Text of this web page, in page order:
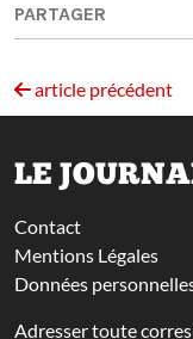
PARTAGER
article précédent
LE
Contact
Mentions Légales
Données
Adresser toute